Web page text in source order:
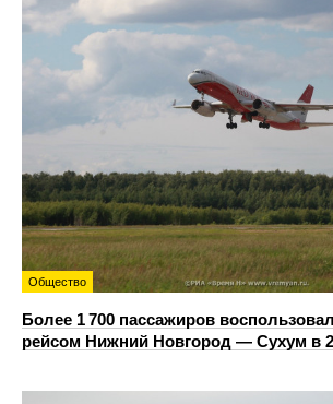
Общество
Более 1 700 пассажиров
рейсом Нижний Новгород — Сухум в